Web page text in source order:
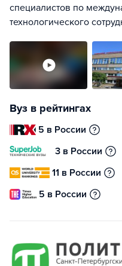
специалистов по
технологического
Вуз в рейтингах
5 в России
3 в России
11 в России
5 в России